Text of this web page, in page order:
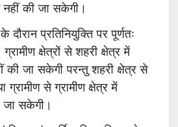
नहीं की जा सकेगी।
दौरान प्रतिनियुक्ति पर पूर्णतः
क्षेत्रों से शहरी क्षेत्र में
की जा सकेगी परन्तु शहरी क्षेत्र से
ग्रामीण से ग्रामीण क्षेत्र में
जा सकेगी।